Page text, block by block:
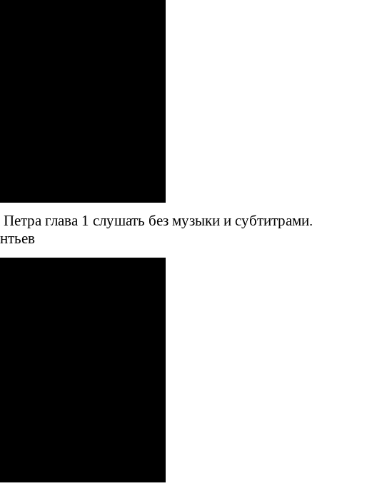
глава 1 слушать без музыки и субтитрами.